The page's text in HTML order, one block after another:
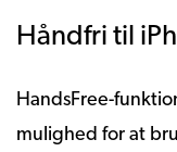
Håndfri til
HandsFree-
mulighed for at